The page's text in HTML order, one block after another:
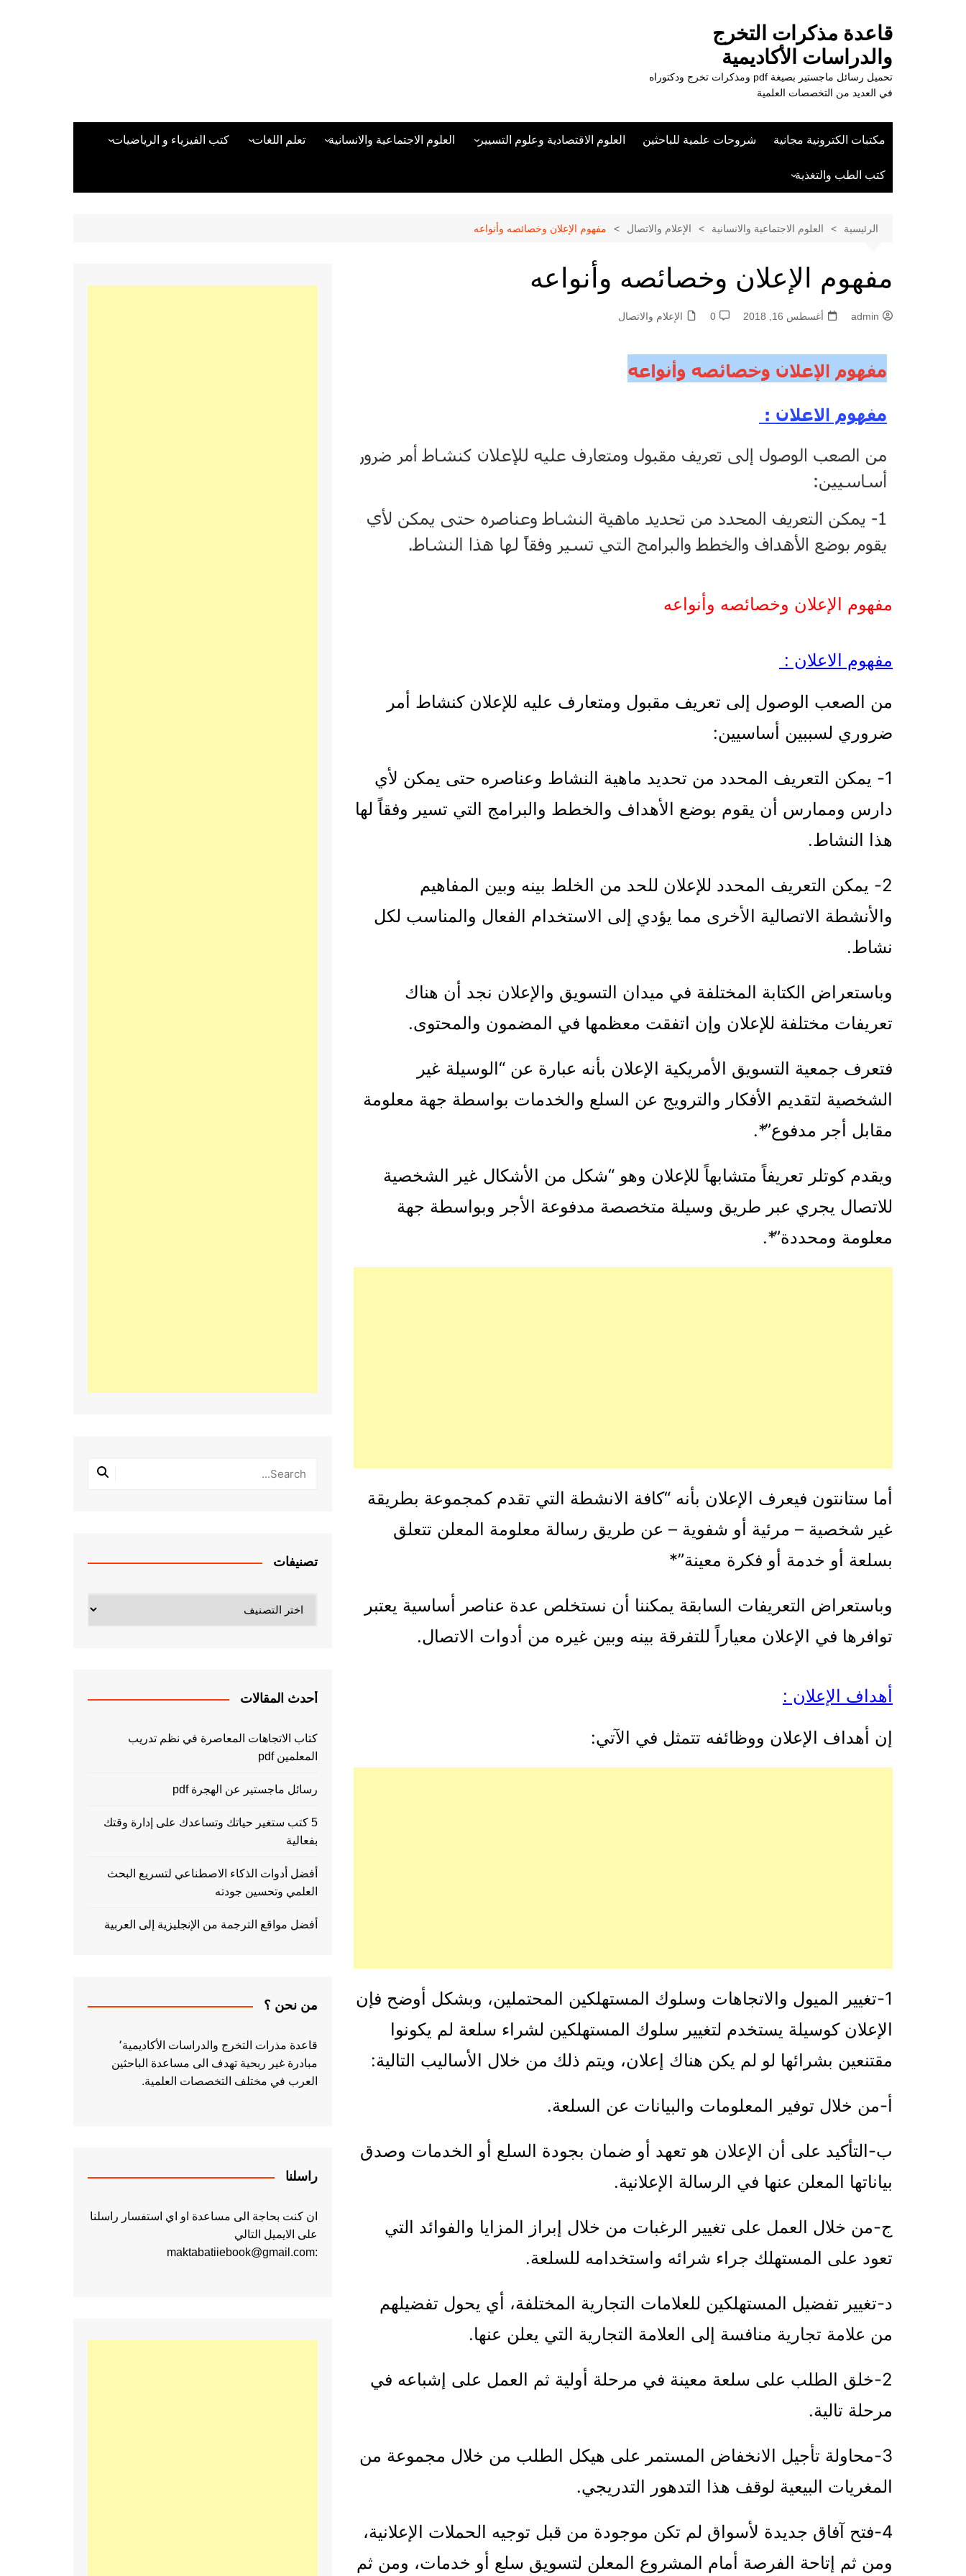
قاعدة مذكرات التخرج
والدراسات الأكاديمية
تحميل رسائل ماجستير بصيغة pdf ومذكرات تخرج ودكتوراه
في العديد من التخصصات العلمية
مكتبات الكترونية مجانية شروحات علمية للباحثين العلوم الاقتصادية وعلوم التسيير
علوم الادارة والموارد البشرية
العلوم الاجتماعية والانسانية
دراسات قانونية
تعلم اللغات
تعلم اللغة التركية
كتب الفيزياء و الرياضيات
كتب لغات البرمجة
كتب الطب والتغذية
الرئيسية العلوم الاجتماعية والانسانية الإعلام والاتصال مفهوم الإعلان وخصائصه وأنواعه
مفهوم الإعلان وخصائصه وأنواعه
admin أغسطس 16, 2018 0 الإعلام والاتصال
مفهوم الإعلان وخصائصه وأنواعه
مفهوم الاعلان :
من الصعب الوصول إلى تعريف مقبول ومتعارف عليه للإعلان كنشاط أمر
ضروري لسببين أساسيين:
1- يمكن التعريف المحدد من تحديد ماهية النشاط وعناصره حتى يمكن لأي
دارس وممارس أن يقوم بوضع الأهداف والخطط والبرامج التي تسير وفقاً لها
هذا النشاط.
2- يمكن التعريف المحدد للإعلان للحد من الخلط بينه وبين المفاهيم
والأنشطة الاتصالية الأخرى مما يؤدي إلى الاستخدام الفعال والمناسب لكل
نشاط.
وباستعراض الكتابة المختلفة في ميدان التسويق والإعلان نجد أن هناك
تعريفات مختلفة للإعلان وإن اتفقت معظمها في المضمون والمحتوى.
فتعرف جمعية التسويق الأمريكية الإعلان بأنه عبارة عن “الوسيلة غير
الشخصية لتقديم الأفكار والترويج عن السلع والخدمات بواسطة جهة معلومة
مقابل أجر مدفوع”*.
ويقدم كوتلر تعريفاً متشابهاً للإعلان وهو “شكل من الأشكال غير الشخصية
للاتصال يجري عبر طريق وسيلة متخصصة مدفوعة الأجر وبواسطة جهة
معلومة ومحددة”*.
أما ستانتون فيعرف الإعلان بأنه “كافة الانشطة التي تقدم كمجموعة بطريقة
غير شخصية – مرئية أو شفوية – عن طريق رسالة معلومة المعلن تتعلق
بسلعة أو خدمة أو فكرة معينة”*
وباستعراض التعريفات السابقة يمكننا أن نستخلص عدة عناصر أساسية يعتبر
توافرها في الإعلان معياراً للتفرقة بينه وبين غيره من أدوات الاتصال.
أهداف الإعلان :
إن أهداف الإعلان ووظائفه تتمثل في الآتي:
1-تغيير الميول والاتجاهات وسلوك المستهلكين المحتملين، وبشكل أوضح فإن
الإعلان كوسيلة يستخدم لتغيير سلوك المستهلكين لشراء سلعة لم يكونوا
مقتنعين بشرائها لو لم يكن هناك إعلان، ويتم ذلك من خلال الأساليب التالية:
‌أ-من خلال توفير المعلومات والبيانات عن السلعة.
‌ب-التأكيد على أن الإعلان هو تعهد أو ضمان بجودة السلع أو الخدمات وصدق
بياناتها المعلن عنها في الرسالة الإعلانية.
‌ج-من خلال العمل على تغيير الرغبات من خلال إبراز المزايا والفوائد التي
تعود على المستهلك جراء شرائه واستخدامه للسلعة.
‌د-تغيير تفضيل المستهلكين للعلامات التجارية المختلفة، أي يحول تفضيلهم
من علامة تجارية منافسة إلى العلامة التجارية التي يعلن عنها.
2-خلق الطلب على سلعة معينة في مرحلة أولية ثم العمل على إشباعه في
مرحلة تالية.
3-محاولة تأجيل الانخفاض المستمر على هيكل الطلب من خلال مجموعة من
المغريات البيعية لوقف هذا التدهور التدريجي.
4-فتح آفاق جديدة لأسواق لم تكن موجودة من قبل توجيه الحملات الإعلانية،
ومن ثم إتاحة الفرصة أمام المشروع المعلن لتسويق سلع أو خدمات، ومن ثم
تصنيفات
أحدث المقالات
كتاب الاتجاهات المعاصرة في نظم تدريب
المعلمين pdf
رسائل ماجستير عن الهجرة pdf
5 كتب ستغير حياتك وتساعدك على إدارة وقتك
بفعالية
أفضل أدوات الذكاء الاصطناعي لتسريع البحث
العلمي وتحسين جودته
أفضل مواقع الترجمة من الإنجليزية إلى العربية
من نحن ؟
قاعدة مذرات التخرج والدراسات الأكاديمية٬
مبادرة غير ربحية تهدف الى مساعدة الباحثين
العرب في مختلف التخصصات العلمية.
راسلنا
ان كنت بحاجة الى مساعدة او اي استفسار راسلنا
على الايميل التالي
:maktabatiiebook@gmail.com